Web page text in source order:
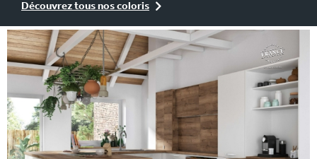
Découvrez tous nos coloris